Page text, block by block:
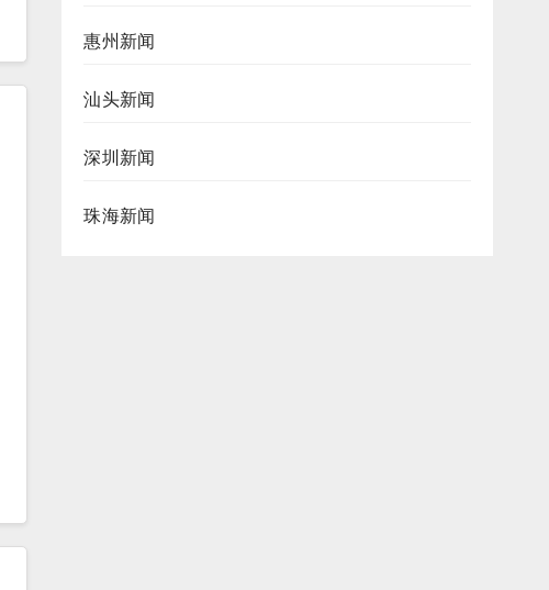
惠州新闻
汕头新闻
深圳新闻
珠海新闻